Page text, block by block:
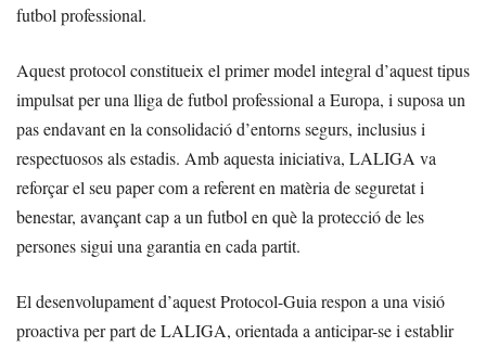
futbol professional.
Aquest protocol constitueix el primer model integral d’aquest tipus
impulsat per una lliga de futbol professional a Europa, i suposa un
pas endavant en la consolidació d’entorns segurs, inclusius i
respectuosos als estadis. Amb aquesta iniciativa, LALIGA va
reforçar el seu paper com a referent en matèria de seguretat i
benestar, avançant cap a un futbol en què la protecció de les
persones sigui una garantia en cada partit.
El desenvolupament d’aquest Protocol-Guia respon a una visió
proactiva per part de LALIGA, orientada a anticipar-se i establir